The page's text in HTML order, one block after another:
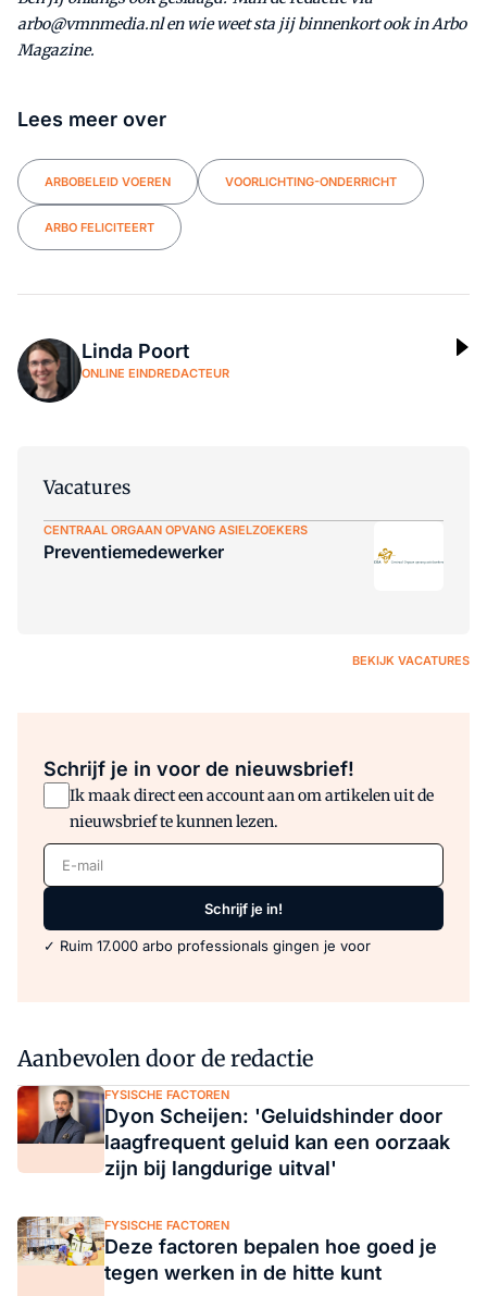
arbo@vmnmedia.nl en wie weet sta jij binnenkort ook in Arbo
Magazine.
Lees meer over
ARBOBELEID VOEREN VOORLICHTING-ONDERRICHT
ARBO FELICITEERT
Linda Poort
ONLINE EINDREDACTEUR
Vacatures
CENTRAAL ORGAAN OPVANG ASIELZOEKERS
Preventiemedewerker
BEKIJK VACATURES
Schrijf je in voor de nieuwsbrief!
Ik maak direct een account aan om artikelen uit de
nieuwsbrief te kunnen lezen.
E-mail
Schrijf je in!
✓ Ruim 17.000 arbo professionals gingen je voor
Aanbevolen door de redactie
FYSISCHE FACTOREN
Dyon Scheijen: 'Geluidshinder door
laagfrequent geluid kan een oorzaak
zijn bij langdurige uitval'
FYSISCHE FACTOREN
Deze factoren bepalen hoe goed je
tegen werken in de hitte kunt